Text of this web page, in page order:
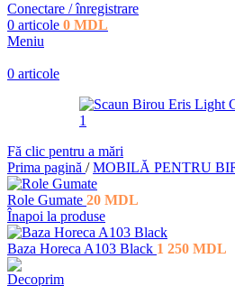
Conectare / înregistrare
0 articole 0 MDL
Meniu
0 articole
Fă clic pentru a mări
Prima pagină / MOBILĂ PENTRU
Role Gumate 20 MDL
Înapoi la produse
Baza Horeca A103 Black 1 250 MDL